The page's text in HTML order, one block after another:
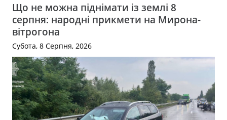
Що не можна піднімати із землі 8
серпня: народні прикмети на Мирона-
вітрогона
Субота, 8 Серпня, 2026